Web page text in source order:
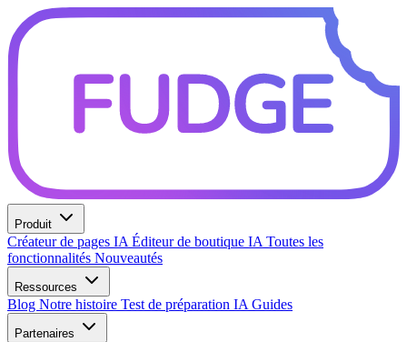
Produit
Créateur de pages IA Éditeur de boutique IA Toutes les
fonctionnalités Nouveautés
Ressources
Blog Notre histoire Test de préparation IA Guides
Partenaires